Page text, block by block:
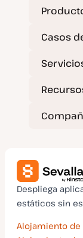
Casos
Despliega
estáticos sin
Alojamiento